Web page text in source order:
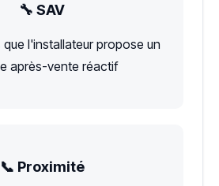
🔧 SAV
l'installateur propose un
après-vente réactif
📞 Proximité